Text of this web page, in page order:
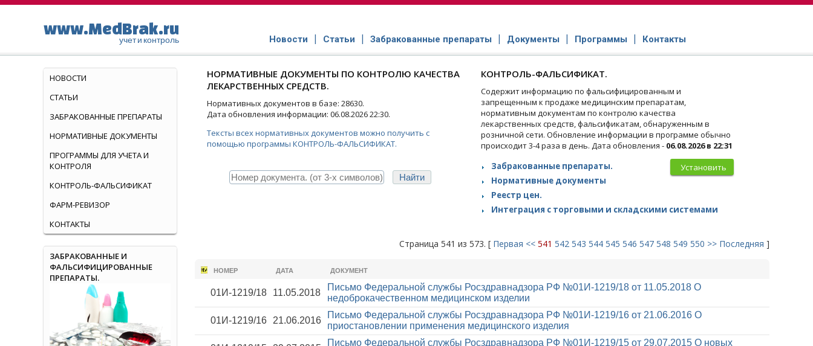
www.MedBrak.ru
учет и контроль Новости Статьи Забракованные препараты Документы Программы Контакты
НОРМАТИВНЫЕ ДОКУМЕНТЫ ПО КОНТРОЛЮ КАЧЕСТВА
ЛЕКАРСТВЕННЫХ СРЕДСТВ.
Нормативных документов в базе: 28630.
Дата обновления информации: 06.08.2026 22:30.
Тексты всех нормативных документов можно получить с
помощью программы КОНТРОЛЬ-ФАЛЬСИФИКАТ.
КОНТРОЛЬ-ФАЛЬСИФИКАТ.
Содержит информацию по фальсифицированным и
запрещенным к продаже медицинским препаратам,
нормативным документам по контролю качества
лекарственных средств, фальсификатам, обнаруженным в
розничной сети. Обновление информации в программе обычно
происходит 3-4 раза в день. Дата обновления - 06.08.2026 в 22:31
Установить
Забракованные препараты.
Нормативные документы
Реестр цен.
Интеграция с торговыми и складскими системами
Страница 541 из 573. [ Первая << 541 542 543 544 545 546 547 548 549 550 >> Последняя ]
НОМЕР ДАТА ДОКУМЕНТ
01И-1219/18 11.05.2018
Письмо Федеральной службы Росздравнадзора РФ №01И-1219/18 от 11.05.2018 О
недоброкачественном медицинском изделии
01И-1219/16 21.06.2016
Письмо Федеральной службы Росздравнадзора РФ №01И-1219/16 от 21.06.2016 О
приостановлении применения медицинского изделия
Письмо Федеральной службы Росздравнадзора РФ №01И-1219/15 от 29.07.2015 О новых
НОВОСТИ
СТАТЬИ
ЗАБРАКОВАННЫЕ ПРЕПАРАТЫ
НОРМАТИВНЫЕ ДОКУМЕНТЫ
ПРОГРАММЫ ДЛЯ УЧЕТА И
КОНТРОЛЯ
КОНТРОЛЬ-ФАЛЬСИФИКАТ
ФАРМ-РЕВИЗОР
КОНТАКТЫ
ЗАБРАКОВАННЫЕ И
ФАЛЬСИФИЦИРОВАННЫЕ
ПРЕПАРАТЫ.